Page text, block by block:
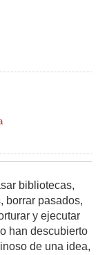
bibliotecas,
borrar pasados,
y ejecutar
han descubierto
de una idea,